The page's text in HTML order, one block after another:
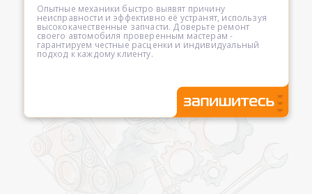
Опытные механики быстро выявят причину
неисправности и эффективно её устранят, используя
высококачественные запчасти. Доверьте ремонт
своего автомобиля проверенным мастерам -
гарантируем честные расценки и индивидуальный
подход к каждому клиенту.